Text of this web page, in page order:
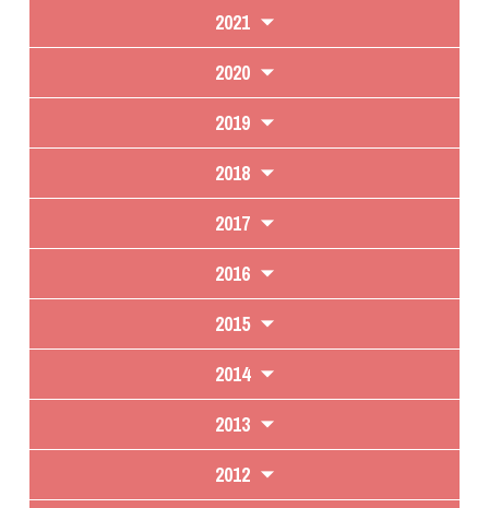
2021
2020
2019
2018
2017
2016
2015
2014
2013
2012